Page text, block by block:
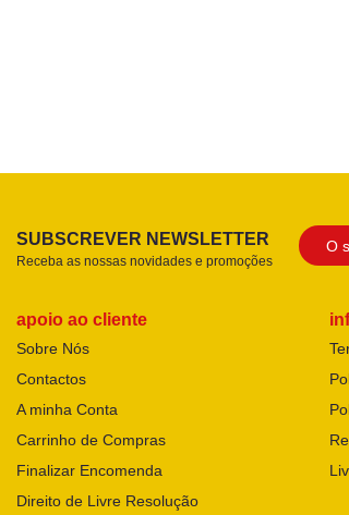
SUBSCREVER NEWSLETTER
Receba as nossas novidades e promoções
apoio ao cliente
Sobre Nós
Contactos
A minha Conta
Carrinho de Compras
Finalizar Encomenda
Direito de Livre Resolução